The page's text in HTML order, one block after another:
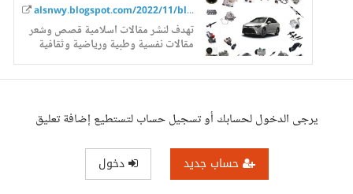
alsnwy.blogspot.com/2022/11/blog-pos...
تهدف لنشر مقالات اسلامية قصص وشعر
مقالات نفسية وطبية ورياضية وثقافية
واجتماعية
يرجى الدخول لحسابك أو تسجيل حساب لتستطيع إضافة تعليق
حساب جديد دخول